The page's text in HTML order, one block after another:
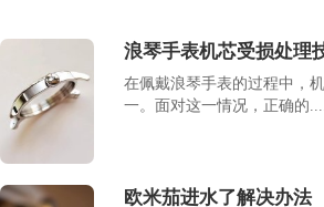
浪琴手表机芯受损处理
在佩戴浪琴手表的过程中，
一。面对这一情况，正确的
欧米茄进水了解决办法